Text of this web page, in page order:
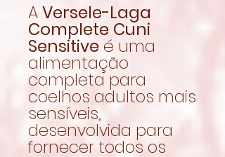
AVersele-Laga
Complete Cuni
Sensitive é uma
alimentação
completa para
coelhos adultos mais
sensíveis,
desenvolvida para
fornecer todos os